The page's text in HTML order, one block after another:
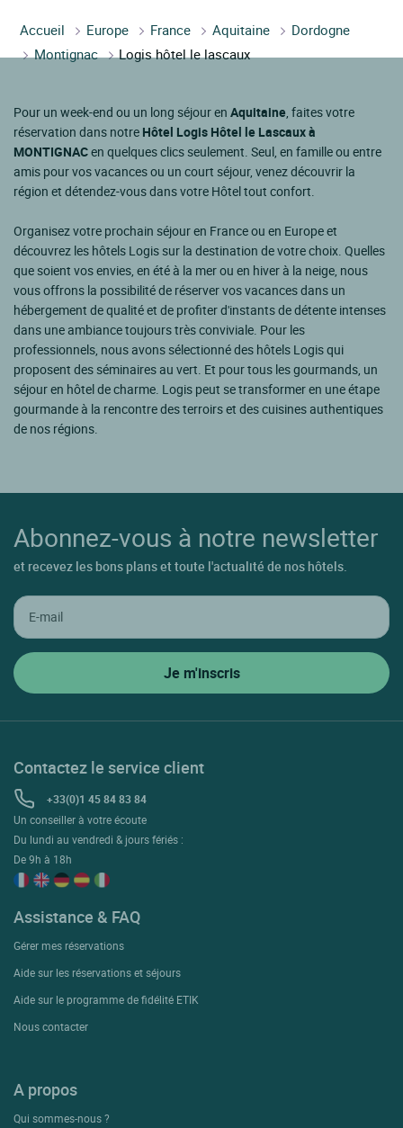
Accueil Europe France Aquitaine
Dordogne
Montignac
Logis hôtel le lascaux
Pour un week-end ou un long séjour en Aquitaine, faites votre
réservation dans notre Hôtel Logis Hôtel le Lascaux à
MONTIGNACen quelques clics seulement. Seul, en famille ou entre
amis pour vos vacances ou un court séjour, venez découvrir la
région et détendez-vous dans votre Hôtel tout confort.
Organisez votre prochain séjour en France ou en Europe et
découvrez les hôtels Logis sur la destination de votre choix. Quelles
que soient vos envies, en été à la mer ou en hiver à la neige, nous
vous offrons la possibilité de réserver vos vacances dans un
hébergement de qualité et de profiter d'instants de détente intenses
dans une ambiance toujours très conviviale. Pour les
professionnels, nous avons sélectionné des hôtels Logis qui
proposent des séminaires au vert. Et pour tous les gourmands, un
séjour en hôtel de charme. Logis peut se transformer en une étape
gourmande à la rencontre des terroirs et des cuisines authentiques
de nos régions.
Abonnez-vous à notre newsletter
et recevez les bons plans et toute l'actualité de nos hôtels.
Contactez le service client
+33(0)1 45 84 83 84
Un conseiller à votre écoute
Du lundi au vendredi & jours fériés :
De 9h à 18h
Assistance & FAQ
Gérer mes réservations
Aide sur les réservations et séjours
Aide sur le programme de fidélité ETIK
Nous contacter
A propos
Qui sommes-nous ?